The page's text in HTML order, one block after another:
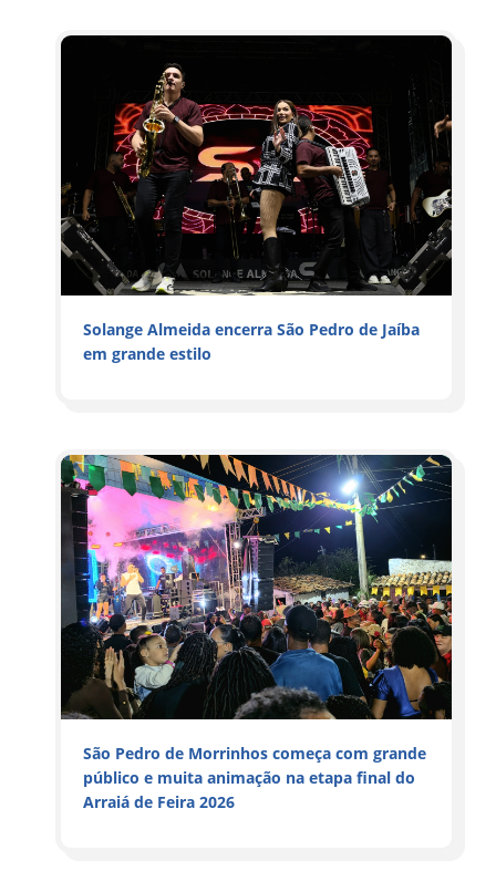
Solange Almeida encerra São Pedro de Jaíba
em grande estilo
São Pedro de Morrinhos começa com grande
público e muita animação na etapa final do
Arraiá de Feira 2026